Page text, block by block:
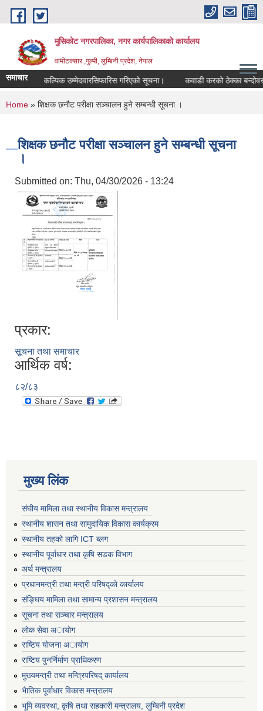
Skip to main content
मुसिकोट नगरपालिका, नगर कार्यपालिकाकाे कार्यालय
वामीटक्सार ,गुल्मी, लुम्बिनी प्रदेश, नेपाल
समाचारवैकल्पिक उम्मेदवारसिफारिस गरिएको सूचना। कवाडी करको ठेक्का बन्दोवस्त
You are here
Home » शिक्षक छनौट परीक्षा सञ्चालन हुने सम्बन्धी सूचना ।
शिक्षक छनौट परीक्षा सञ्चालन हुने सम्बन्धी सूचना
।
Submitted on: Thu, 04/30/2026 - 13:24
प्रकार:
सूचना तथा समाचार
आर्थिक वर्ष:
८२/८३
मुख्य लिंक
संघीय मामिला तथा स्थानीय विकास मन्त्रालय
स्थानीय शासन तथा सामुदायिक विकास कार्यक्रम
स्थानीय तहको लागि ICT ब्लग
स्थानीय पूर्वाधार तथा कृषि सडक विभाग
अर्थ मन्त्रालय
प्रधानमन्त्री तथा मन्त्री परिषद्काे कार्यालय
संङ्घिय मामिला तथा सामान्य प्रशासन मन्त्रालय
सूचना तथा सञ्चार मन्त्रालय
लाेक सेवा अायाेग
राष्टिय याेजना अायाेग
राष्टिय पुनर्निर्माण प्राधिकरण
मुख्यमन्त्री तथा मन्त्रिपरिषद् कार्यालय
भैातिक पूर्वाधार विकास मन्त्रालय
भूमि व्यवस्था, कृषि तथा सहकारी मन्त्रालय, लु्म्बिनी प्रदेश